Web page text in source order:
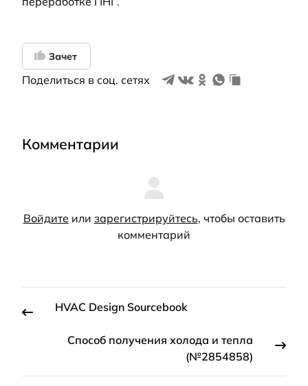
Зачет
Поделиться в соц. сетях
Комментарии
Войдите или зарегистрируйтесь, чтобы оставить
комментарий
HVAC Design Sourcebook
Способ получения холода и тепла
(№2854858)